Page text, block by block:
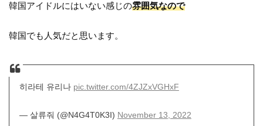
韓国アイドルにはいない感じの雰囲気なので
韓国でも人気だと思います。
히라테 유리나 pic.twitter.com/4ZJZxVGHxF
— 살류줘 (@N4G4T0K3I) November 13, 2022